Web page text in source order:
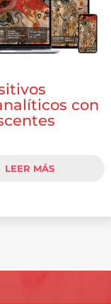
con
LEER MÁS